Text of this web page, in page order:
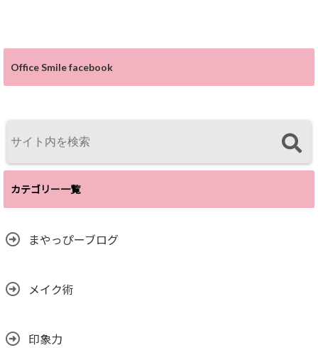
Office Smile facebook
カテゴリー一覧
まやっぴーブログ
メイク術
印象力